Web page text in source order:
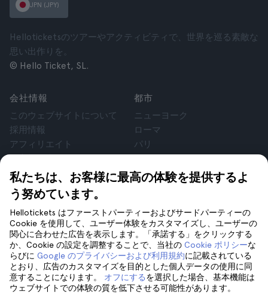
私たちは、お客様に最高の体験を提供するよ
う努めています。
Hellotickets はファーストパーティーおよびサードパーティーの
Cookie を使用して、ユーザー体験をカスタマイズし、ユーザーの
関心に合わせた広告を表示します。「承諾する」をクリックする
か、Cookie の設定を調整することで、当社の Cookie ポリシーな
らびに Google のプライバシーおよび利用規約に記載されている
とおり、広告のカスタマイズを目的とした個人データの使用に同
意することになります。 オフにするを選択した場合、基本機能は
ウェブサイトでの体験の質を低下させる可能性があります。
JPN (JPY)
Helloticketsのツアーやアクティビティで、世界を巡る素敵な
思い出作りを。
© Hello Ticket, SL.
会社情報
このウェブサイトについて
採用情報
アフィリエイト
個人情報保護方針
利用規約
法律相談
cookie
都市
ニューヨーク
ローマ
パリ
グラナダ
サポート
サポート
お問い合わせ
フォローしてください